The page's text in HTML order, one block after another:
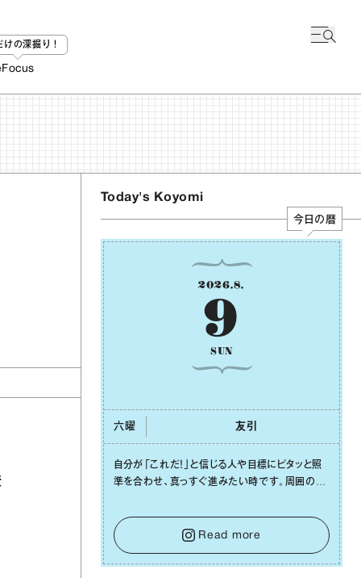
けの深掘り！
Focus
Today's Koyomi
今日の暦
2026.8.
9
SUN
六曜 友引
⾃分が「これだ！」と信じる⼈や⽬標にピタッと照
準を合わせ、真っすぐ進みたい時です。周囲の環
ても、あれこれ迷う必要はありません。余計なノイ
ズをそっと⼿放し、⽬の前のことに集中しましょ
う。そのブレない決意が、あなたにとって有意義
で安定した成果を引き寄せます。
Read more